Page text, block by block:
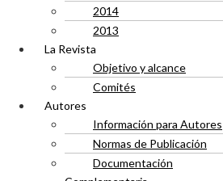
2014
2013
La Revista
Objetivo y alcance
Comités
Autores
Información para Autores
Normas de Publicación
Documentación